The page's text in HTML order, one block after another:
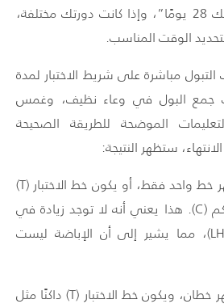
الشهرية “إذا كانت دورتك 28 يومًا”، وإذا كانت دورتك مختلفة،
الوقت المناسب.
التبول مباشرة على شريط الاختبار لمدة
جمع البول في وعاء نظيف، وغمس
الموضحة للطريقة الصحيحة
ستظهر النتيجة:
خط واحد فقط، أو يكون خط الاختبار (T
)
(
C). هذا يعني أنه لا توجد زيادة في
LH)، مما يشير إلى أن الإباضة ليست
خطان، ويكون خط الاختبار (T) داكنًا مثل